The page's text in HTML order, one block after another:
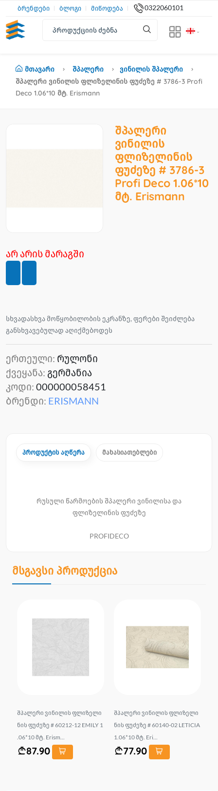
ბრენდები ბლოგი მიწოდება 0322060101
Მთავარი Შპალერი
Ვინილის Შპალერი
Შპალერი Ვინილის Ფლიზელინის Ფუძეზე # 3786-3 Profi
Deco 1.06*10 Მტ. Erismann
შპალერი
ვინილის
ფლიზელინის
ფუძეზე # 3786-3
Profi Deco 1.06*10
მტ. Erismann
არ არის მარაგში
სხვადასხვა მოწყობილობის ეკრანზე, ფერები შეიძლება
განსხვავებულად აღიქმებოდეს
ერთეული: რულონი
ქვეყანა: გერმანია
კოდი: 000000058451
ბრენდი: ERISMANN
პროდუქტის აღწერა მახასიათებლები
რუსული წარმოების შპალერი ვინილისა და
ფლიზელინის ფუძეზე
PROFIDECO
მსგავსი პროდუქცია
შპალერი ვინილის ფლიზელი
ნის ფუძეზე # 60212-12 EMILY 1
.06*10 მტ. Erism...
87.90
შპალერი ვინილის ფლიზელი
ნის ფუძეზე # 60140-02 LETICIA
1.06*10 მტ. Eri...
77.90